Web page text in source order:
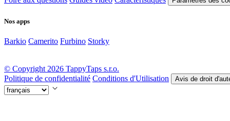
Nos apps
Barkio Camerito Furbino Storky
© Copyright 2026 TappyTaps s.r.o.
Politique de confidentialité Conditions d'Utilisation Avis de droit